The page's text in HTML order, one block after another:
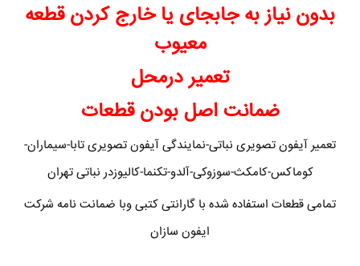
بدون نیاز به جابجای یا خارج کردن قطعه
معیوب
تعمیر درمحل
ضمانت اصل بودن قطعات
تعمیر آیفون تصویری نباتی-نمایندگی آیفون تصویری تابا-سیماران-
کوماکس-کامکث-سوزوکی-آلدو-تکنما-کالیوزدر نباتی تهران
تمامی قطعات استفاده شده با گارانتی کتبی وبا ضمانت نامه شرکت
ایفون سازان